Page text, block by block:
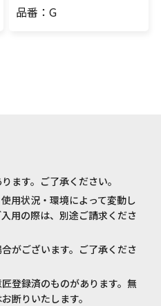
品番：G
ます。ご了承ください。
用状況・環境によって変動し
用の際は、別途ご請求くださ
がございます。ご了承くださ
登録済のものがあります。無
断りいたします。